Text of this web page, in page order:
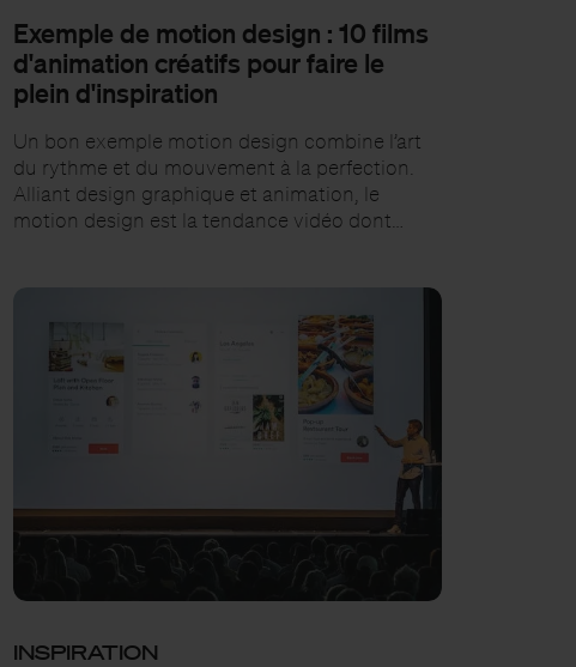
Exemple de motion design : 10 films
d'animation créatifs pour faire le
plein d'inspiration
Un bon exemple motion design combine l’art
du rythme et du mouvement à la perfection.
Alliant design graphique et animation, le
motion design est la tendance vidéo dont…
INSPIRATION